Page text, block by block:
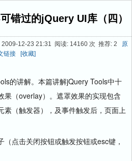
过的jQuery UI库（四）
2009-12-23 21:31 阅读: 14160 次 推荐: 2 原
链接
[收藏]
的讲解。本篇讲解jQuery Tools中十
（overlay）。遮罩效果的实现包含
素（触发器），及事件触发后，页面上
点击关闭按钮或触发按钮或esc键，